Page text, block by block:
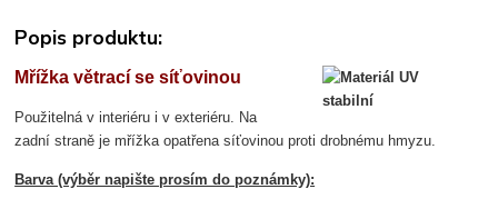
Popis produktu:
Mřížka větrací se síťovinou
Použitelná v interiéru i v exteriéru. Na
zadní straně je mřížka opatřena síťovinou proti drobnému hmyzu.
Barva (výběr napište prosím do poznámky):